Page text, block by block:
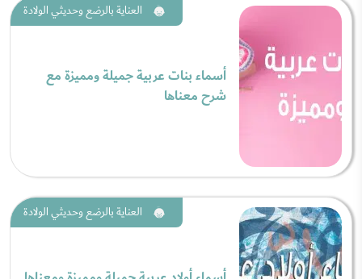
العناية بالرضع وحديثي الولادة
أسماء بنات عربية جميلة ومميزة مع
شرح معناها
العناية بالرضع وحديثي الولادة